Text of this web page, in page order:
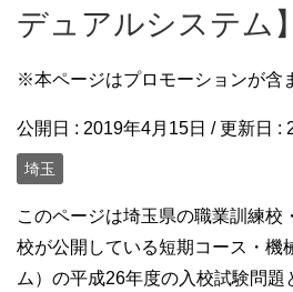
デュアルシステム】
※本ページはプロモーションが含
公開日 : 2019年4月15日 / 更新日 :
埼玉
このページは埼玉県の職業訓練校
校が公開している短期コース・機
ム）の平成26年度の入校試験問